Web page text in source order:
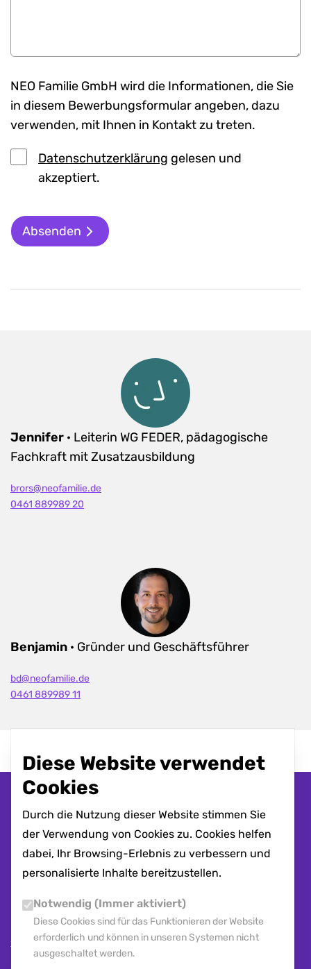
NEO Familie GmbH wird die Informationen, die Sie
in diesem Bewerbungsformular angeben, dazu
verwenden, mit Ihnen in Kontakt zu treten.
Datenschutzerklärung gelesen und
akzeptiert.
Absenden
Jennifer · Leiterin WG FEDER, pädagogische
Fachkraft mit Zusatzausbildung
brors@neofamilie.de
0461 889989 20
Benjamin · Gründer und Geschäftsführer
bd@neofamilie.de
0461 889989 11
Zur Startseite
nachhaltig, menschlich.
+49 461 88 99 89 00
Diese Website verwendet
Cookies
Durch die Nutzung dieser Website stimmen Sie
der Verwendung von Cookies zu. Cookies helfen
dabei, Ihr Browsing-Erlebnis zu verbessern und
personalisierte Inhalte bereitzustellen.
Notwendig (Immer aktiviert)
Diese Cookies sind für das Funktionieren der Website
erforderlich und können in unseren Systemen nicht
ausgeschaltet werden.